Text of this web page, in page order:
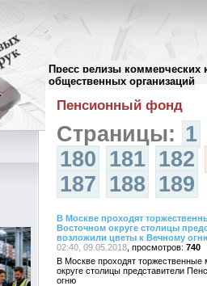
Пресс релизы коммерческих
общественных организаций
Архив пресс-релизов//
Пенсионный фонд
Страницы: 1
180 181 182
187 188 189
В Москве проходят
Восточном округе столицы
возложили цветы к Вечному
02:40, 09.05.2018
740
В Москве проходят
округе столицы представители
огню